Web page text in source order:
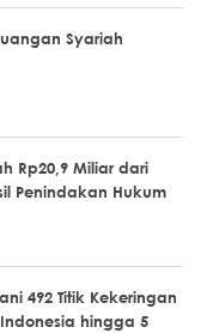
Syariah
Rp20,9 Miliar dari
Penindakan Hukum
492 Titik Kekeringan
hingga 5